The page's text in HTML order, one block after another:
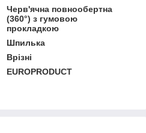
Черв'ячна повнообертна
(360°) з гумовою
прокладкою
Шпилька
Врізні
EUROPRODUCT